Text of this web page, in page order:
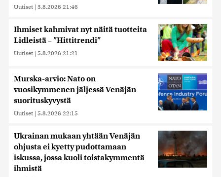
Uutiset | 3.8.2026 21:46
Ihmiset kahmivat nyt näitä tuotteita
Lidleistä – ”Hittitrendi”
Uutiset | 5.8.2026 21:21
Murska-arvio: Nato on
vuosikymmenen jäljessä Venäjän
suorituskyvystä
Uutiset | 5.8.2026 22:15
Ukrainan mukaan yhtään Venäjän
ohjusta ei kyetty pudottamaan
iskussa, jossa kuoli toistakymmentä
ihmistä